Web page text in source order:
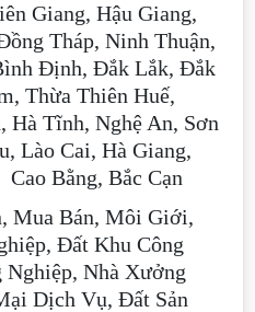
Giang, Hậu Giang,
Tháp, Ninh Thuận,
Định, Đắk Lắk, Đắk
Thừa Thiên Huế,
Hà Tĩnh, Nghệ An, Sơn
Lào Cai, Hà Giang,
Bằng, Bắc Cạn
Mua Bán, Môi Giới,
Đất Khu Công
Nhà Xưởng
Dịch Vụ, Đất Sản